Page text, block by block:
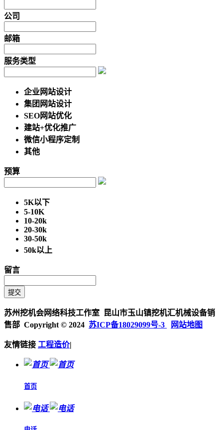
公司
邮箱
服务类型
企业网站设计
集团网站设计
SEO网站优化
建站+优化推广
微信小程序定制
其他
预算
5K以下
5-10K
10-20k
20-30k
30-50k
50k以上
留言
苏州挖机会网络科技工作室 昆山市玉山镇挖机汇机械设备销
售部 Copyright © 2024 苏ICP备18029099号-3 网站地图
友情链接 工程造价|
首页